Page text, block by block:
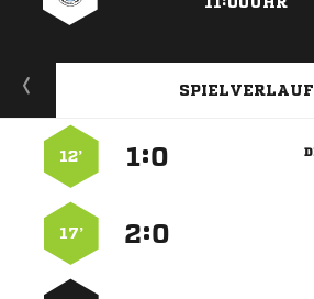
SPIELVERLAUF
:
12’
:
17’